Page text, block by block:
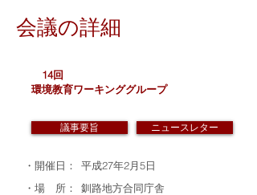
会議の詳細
14回
環境教育ワーキンググループ
議事要旨 ニュースレター
・開催日：
平成27年2月5日
・場 所：
釧路地方合同庁舎